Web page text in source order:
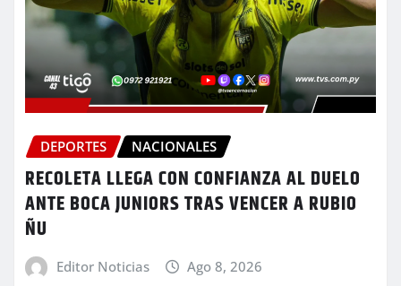
DEPORTES NACIONALES
RECOLETA LLEGA CON CONFIANZA AL DUELO
ANTE BOCA JUNIORS TRAS VENCER A RUBIO
ÑU
Editor Noticias Ago 8, 2026